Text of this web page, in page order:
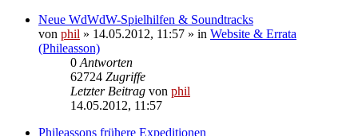
Neue WdWdW-Spielhilfen & Soundtracks
von phil » 14.05.2012, 11:57 » in Website & Errata
(Phileasson)
0 Antworten
62724 Zugriffe
Letzter Beitrag von phil
14.05.2012, 11:57
Phileassons frühere Expeditionen